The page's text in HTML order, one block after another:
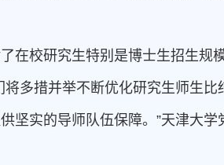
在校研究生特别是博士生招生规
多措并举不断优化研究生师生
实的导师队伍保障。”天津大学